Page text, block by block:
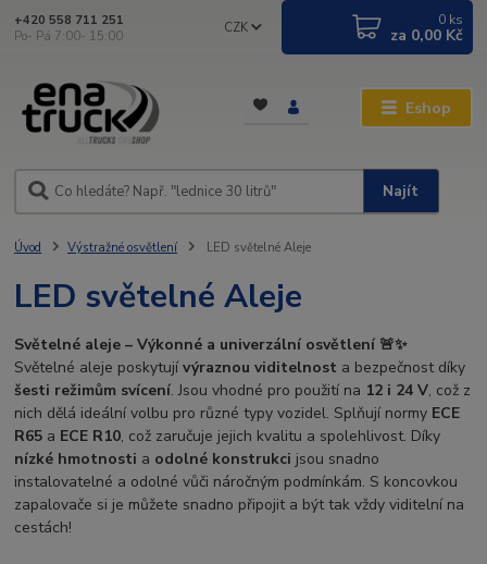
Eshop
CZK
Najít
+420 558 711 251
Po- Pá 7:00- 15:00
0 ks
za 0,00 Kč
Úvod Výstražné osvětlení LED světelné Aleje
LED světelné Aleje
Světelné aleje – Výkonné a univerzální osvětlení 🚨✨
Světelné aleje poskytujívýraznou viditelnost a bezpečnost díky
šesti režimům svícení. Jsou vhodné pro použití na 12 i 24 V, což z
nich dělá ideální volbu pro různé typy vozidel. Splňují normy ECE
R65 a ECE R10, což zaručuje jejich kvalitu a spolehlivost. Díky
nízké hmotnosti a odolné konstrukci jsou snadno
instalovatelné a odolné vůči náročným podmínkám. S koncovkou
zapalovače si je můžete snadno připojit a být tak vždy viditelní na
cestách!